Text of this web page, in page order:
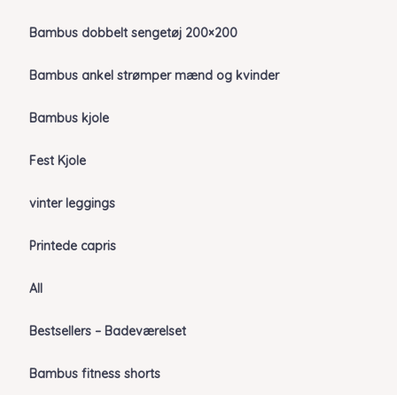
Bambus dobbelt sengetøj 200×200
Bambus ankel strømper mænd og kvinder
Bambus kjole
Fest Kjole
vinter leggings
Printede capris
All
Bestsellers – Badeværelset
Bambus fitness shorts